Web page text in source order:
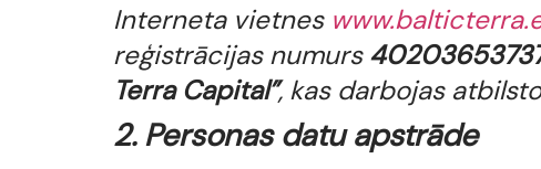
Interneta vietnes
reģistrācijas numurs
Terra Capital”, kas darbojas
2. Personas datu apstrāde